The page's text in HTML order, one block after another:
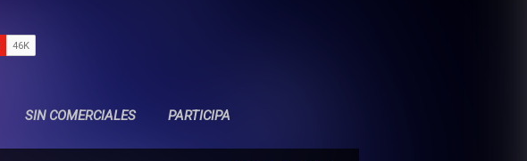
SIN COMERCIALES PARTICIPA